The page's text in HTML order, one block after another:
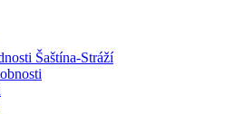
Šaštína-Stráží